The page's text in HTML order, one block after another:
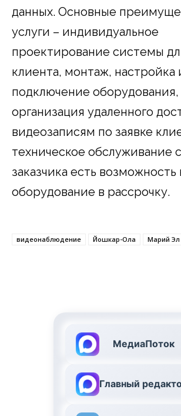
данных. Основные
услуги – индивидуальное
проектирование системы
клиента, монтаж, настройка
подключение оборудования,
организация удаленного
видеозаписям по заявке
техническое обслуживание
заказчика есть возможность
оборудование в рассрочку.
видеонаблюдение Йошкар-Ола Марий Эл
МедиаПоток
Главный